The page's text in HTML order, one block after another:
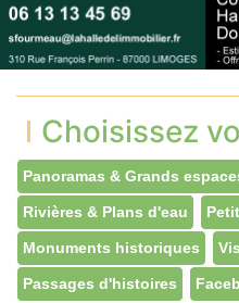
Choisissez
Panoramas & Grands
Rivières & Plans d'eau
Monuments historiques
Passages d'histoires